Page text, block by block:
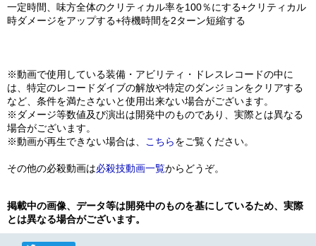
一定時間、味方全体のクリティカル率を100％にする+クリティカル
時ダメージをアップする+待機時間を2ターン短縮する
※動画で使用している装備・アビリティ・ドレスレコードの中に
は、特定のレコードダイブの解放や特定のダンジョンをクリアする
など、条件を満たさないと使用出来ない場合がございます。
※ダメージ等数値及び演出は開発中のものであり、実際とは異なる
場合がございます。
※動画が再生できない場合は、
こちらをご覧ください。
その他の必殺動画は必殺技動画一覧からどうぞ。
掲載中の画像、データ等は開発中のものを基にしているため、実際
とは異なる場合がございます。